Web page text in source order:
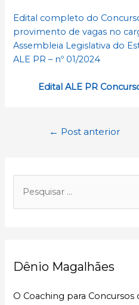
Edital completo do
provimento de vagas no
Assembleia Legislativa do
ALE PR – nº 01/2024
Edital ALE PR
Navegação
← Post anterior
iDênio Magalhães
O Coaching para Concursos